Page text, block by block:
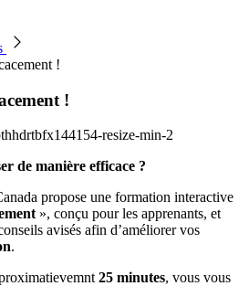
!
!
de manière efficace ?
propose une formation interactive
», conçu pour les apprenants, et
avisés afin d’améliorer vos
.
25 minutes, vous vous